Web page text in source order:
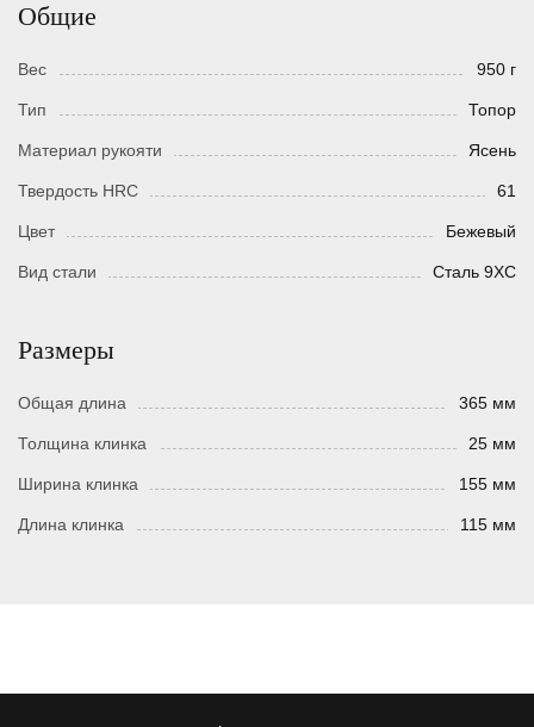
Общие
Вес 950 г
Тип Топор
Материал рукояти Ясень
Твердость HRC 61
Цвет Бежевый
Вид стали Сталь 9ХС
Размеры
Общая длина 365 мм
Толщина клинка 25 мм
Ширина клинка 155 мм
Длина клинка 115 мм